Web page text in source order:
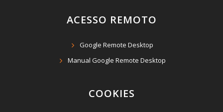
ACESSO REMOTO
Google Remote Desktop
Manual Google Remote Desktop
COOKIES